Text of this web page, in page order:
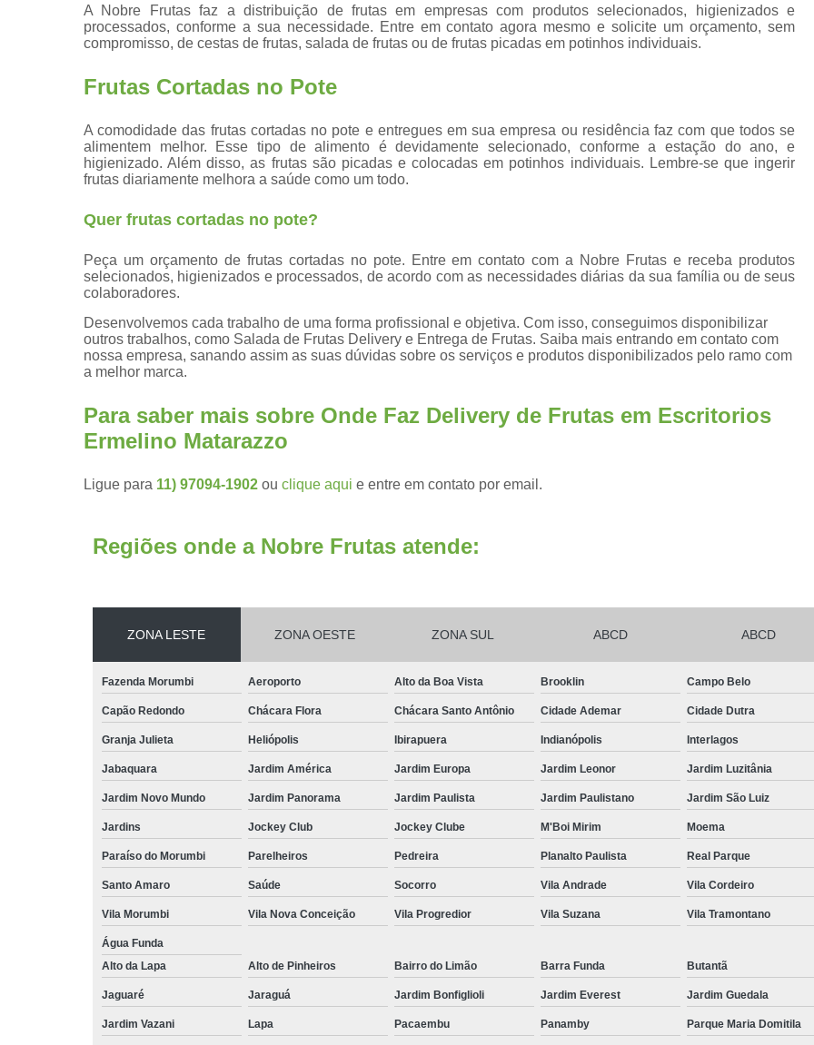
Frutas Higienizadas para Escritório
Frutas Lavadas e Higienizadas
Envio de Frutas a Empresas
Frutas a
Frutas em Delivery para Empresas
Fornecedor de Frutas Congeladas
Frutas Congeladas 1kg
Frutas
Frutas Naturais Congeladas
Pacotes de Frutas Congeladas
Polpa de
Frutas Cortadas em Delivery
Frutas
Kit Lanche Empresarial
Kit
Kit Lanche para Eventos
Kit
Kit Lanche Pronto
Kit Lanche Saudável
Frutas em Pote
Frutas Fatiadas em Pote
Frutas no Potinho
Frutas
Pote de Frutas para Vender
Pote de
Salada de Frutas no Pote
Salada de Fruta para Escritório
Salada de Frutas Naturais para
Salada de
A Nobre Frutas faz a distribuição de frutas em empresas com produtos selecionados, higienizados e
processados, conforme a sua necessidade. Entre em contato agora mesmo e solicite um orçamento, sem
compromisso, de cestas de frutas, salada de frutas ou de frutas picadas em potinhos individuais.
Frutas Cortadas no Pote
A comodidade das frutas cortadas no pote e entregues em sua empresa ou residência faz com que todos se
alimentem melhor. Esse tipo de alimento é devidamente selecionado, conforme a estação do ano, e
higienizado. Além disso, as frutas são picadas e colocadas em potinhos individuais. Lembre-se que ingerir
frutas diariamente melhora a saúde como um todo.
Quer frutas cortadas no pote?
Peça um orçamento de frutas cortadas no pote. Entre em contato com a Nobre Frutas e receba produtos
selecionados, higienizados e processados, de acordo com as necessidades diárias da sua família ou de seus
colaboradores.
Desenvolvemos cada trabalho de uma forma profissional e objetiva. Com isso, conseguimos disponibilizar
outros trabalhos, como Salada de Frutas Delivery e Entrega de Frutas. Saiba mais entrando em contato com
nossa empresa, sanando assim as suas dúvidas sobre os serviços e produtos disponibilizados pelo ramo com
a melhor marca.
Para saber mais sobre Onde Faz Delivery de Frutas em Escritorios
Ermelino Matarazzo
Ligue para 11) 97094-1902 ou clique aqui e entre em contato por email.
Regiões onde a Nobre Frutas atende:
ZONA LESTE ZONA OESTE ZONA SUL ABCD ABCD
Fazenda Morumbi Aeroporto Alto da Boa Vista Brooklin Campo Belo
Capão Redondo Chácara Flora Chácara Santo Antônio Cidade Ademar Cidade Dutra
Granja Julieta Heliópolis Ibirapuera Indianópolis Interlagos
Jabaquara Jardim América Jardim Europa Jardim Leonor Jardim Luzitânia
Jardim Novo Mundo Jardim Panorama Jardim Paulista Jardim Paulistano Jardim São Luiz
Jardins Jockey Club Jockey Clube M'Boi Mirim Moema
Paraíso do Morumbi Parelheiros Pedreira Planalto Paulista Real Parque
Santo Amaro Saúde Socorro Vila Andrade Vila Cordeiro
Vila Morumbi Vila Nova Conceição Vila Progredior Vila Suzana Vila Tramontano
Água Funda
Alto da Lapa
Alto de Pinheiros Bairro do Limão Barra Funda Butantã
Jaguaré Jaraguá Jardim Bonfiglioli Jardim Everest Jardim Guedala
Jardim Vazani Lapa Pacaembu Panamby Parque Maria Domitila